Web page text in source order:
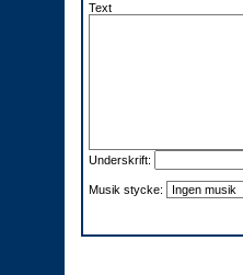
Text
Underskrift:
Musik stycke: